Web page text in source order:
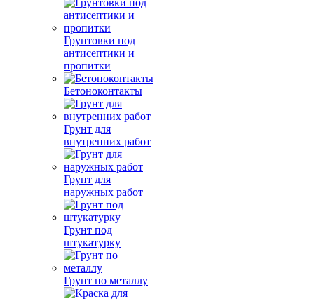
Грунтовки под
антисептики и
пропитки
Бетоноконтакты
Грунт для
внутренних работ
Грунт для
наружных работ
Грунт под
штукатурку
Грунт по металлу